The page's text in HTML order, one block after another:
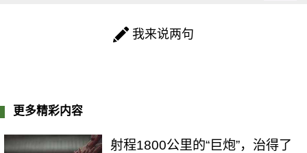
我来说两句
更多精彩内容
射程1800公里的“巨炮”，治得了